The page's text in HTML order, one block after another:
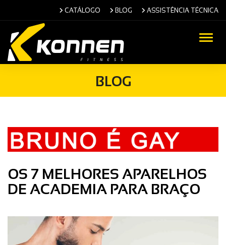
CATÁLOGO BLOG ASSISTÊNCIA TÉCNICA
BLOG
OS 7 MELHORES APARELHOS
DE ACADEMIA PARA BRAÇO